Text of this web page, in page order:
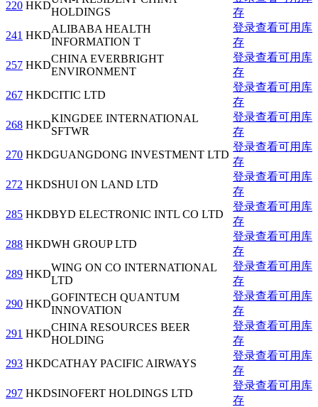
220 HKD
HOLDINGS
存
241 HKD
ALIBABA HEALTH
INFORMATION T
登录查看可用库
存
257 HKD
CHINA EVERBRIGHT
ENVIRONMENT
登录查看可用库
存
267 HKDCITIC LTD
登录查看可用库
存
268 HKD
KINGDEE INTERNATIONAL
SFTWR
登录查看可用库
存
270 HKDGUANGDONG INVESTMENT LTD
登录查看可用库
存
272 HKDSHUI ON LAND LTD
登录查看可用库
存
285 HKDBYD ELECTRONIC INTL CO LTD
登录查看可用库
存
288 HKDWH GROUP LTD
登录查看可用库
存
289 HKD
WING ON CO INTERNATIONAL
LTD
登录查看可用库
存
290 HKD
GOFINTECH QUANTUM
INNOVATION
登录查看可用库
存
291 HKD
CHINA RESOURCES BEER
HOLDING
登录查看可用库
存
293 HKDCATHAY PACIFIC AIRWAYS
登录查看可用库
存
297 HKDSINOFERT HOLDINGS LTD
登录查看可用库
存